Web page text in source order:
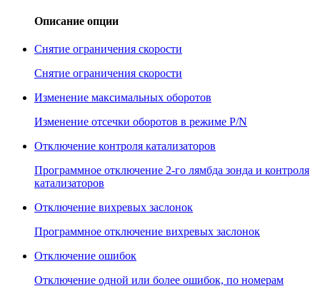
Описание опции
Снятие ограничения скорости
Снятие ограничения скорости
Изменение максимальных оборотов
Изменение отсечки оборотов в режиме P/N
Отключение контроля катализаторов
Программное отключение 2-го лямбда зонда и контроля
катализаторов
Отключение вихревых заслонок
Программное отключение вихревых заслонок
Отключение ошибок
Отключение одной или более ошибок, по номерам